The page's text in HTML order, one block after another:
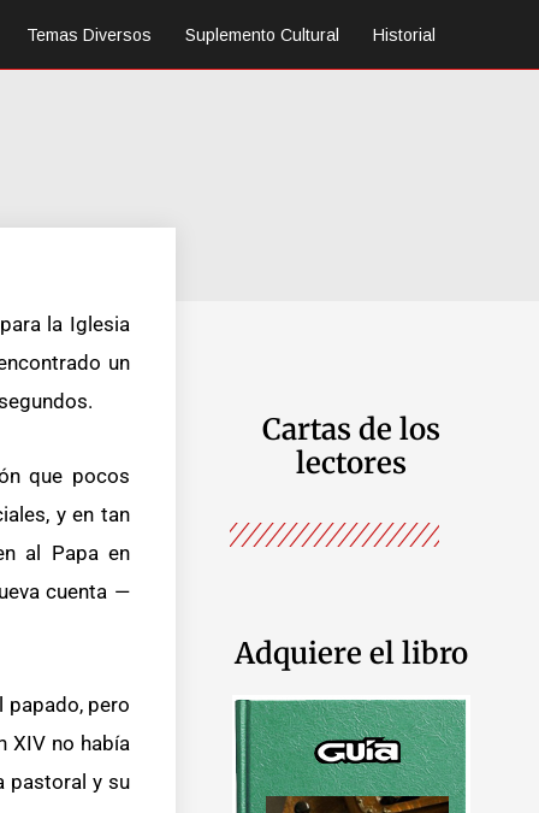
Temas Diversos Suplemento Cultural Historial
la Iglesia
un
que pocos
y en tan
al Papa en
cuenta —
papado, pero
XIV no había
pastoral y su
Cartas de los
lectores
Adquiere el libro